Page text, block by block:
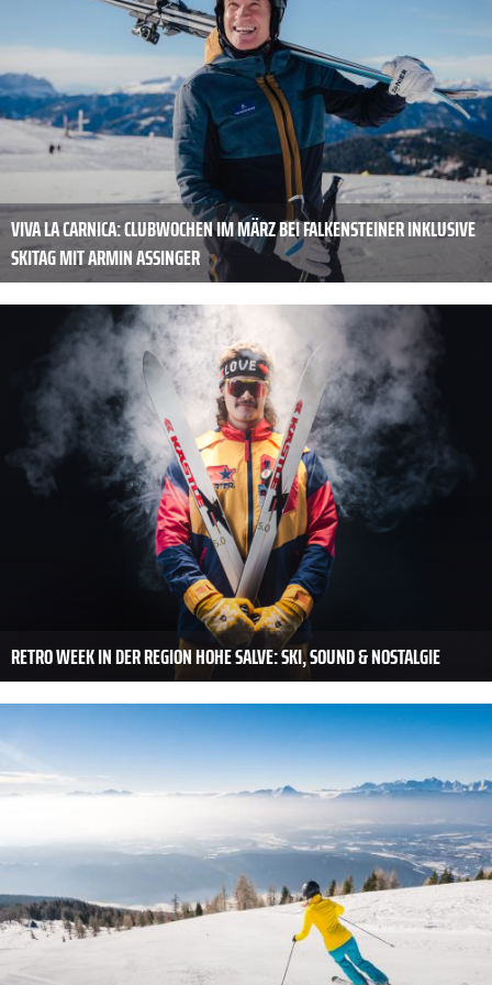
VIVA LA CARNICA: CLUBWOCHEN IM MÄRZ BEI FALKENSTEINER INKLUSIVE
SKITAG MIT ARMIN ASSINGER
RETRO WEEK IN DER REGION HOHE SALVE: SKI, SOUND & NOSTALGIE